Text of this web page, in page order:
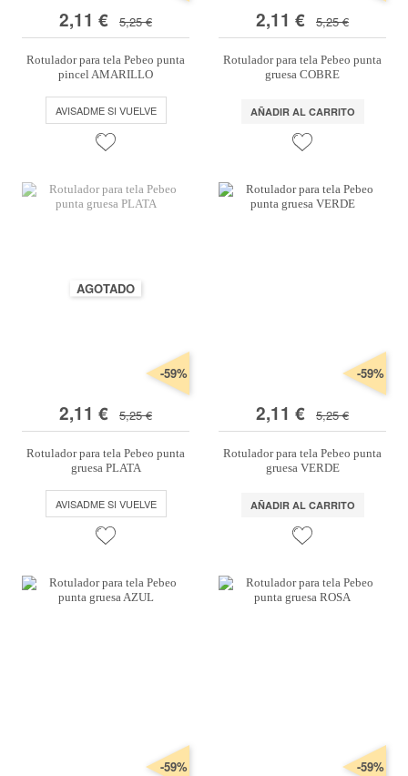
2,11 € 5,25 €
Rotulador para tela Pebeo punta
pincel AMARILLO
AVISADME SI VUELVE
2,11 € 5,25 €
Rotulador para tela Pebeo punta
gruesa COBRE
AÑADIR AL CARRITO
AGOTADO
2,11 € 5,25 €
-59%
Rotulador para tela Pebeo punta
gruesa PLATA
AVISADME SI VUELVE
2,11 € 5,25 €
-59%
Rotulador para tela Pebeo punta
gruesa VERDE
AÑADIR AL CARRITO
-59% -59%